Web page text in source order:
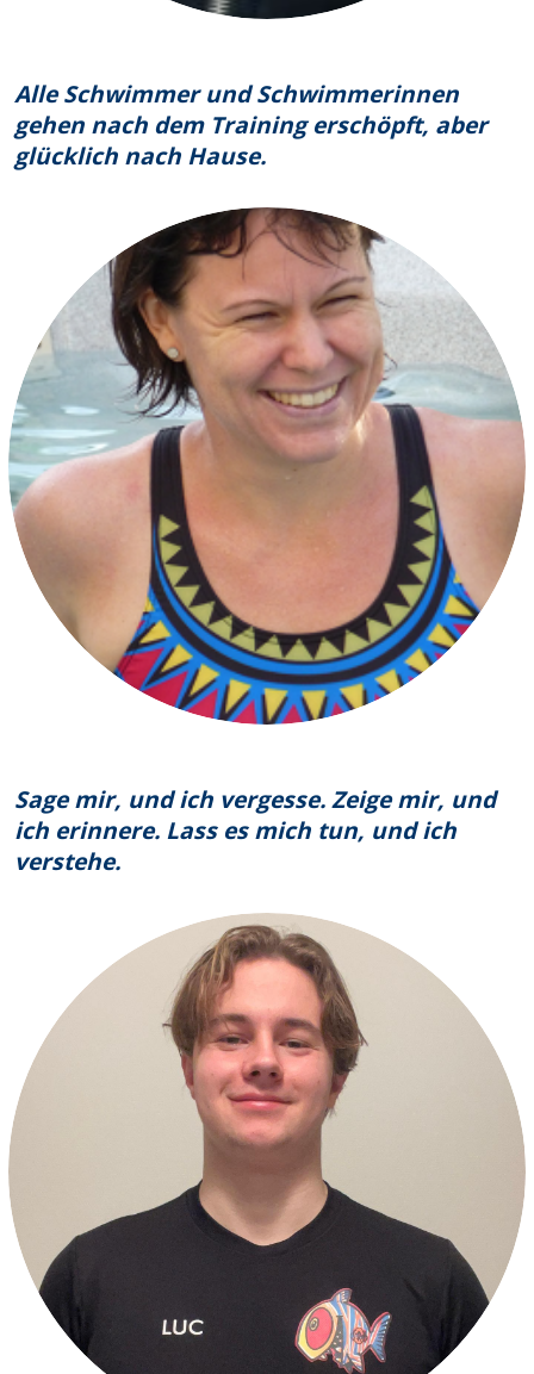
Alle Schwimmer und Schwimmerinnen
gehen nach dem Training erschöpft, aber
glücklich nach Hause.
Sage mir, und ich vergesse.Zeige mir, und
ich erinnere. Lass es mich tun, und ich
verstehe.